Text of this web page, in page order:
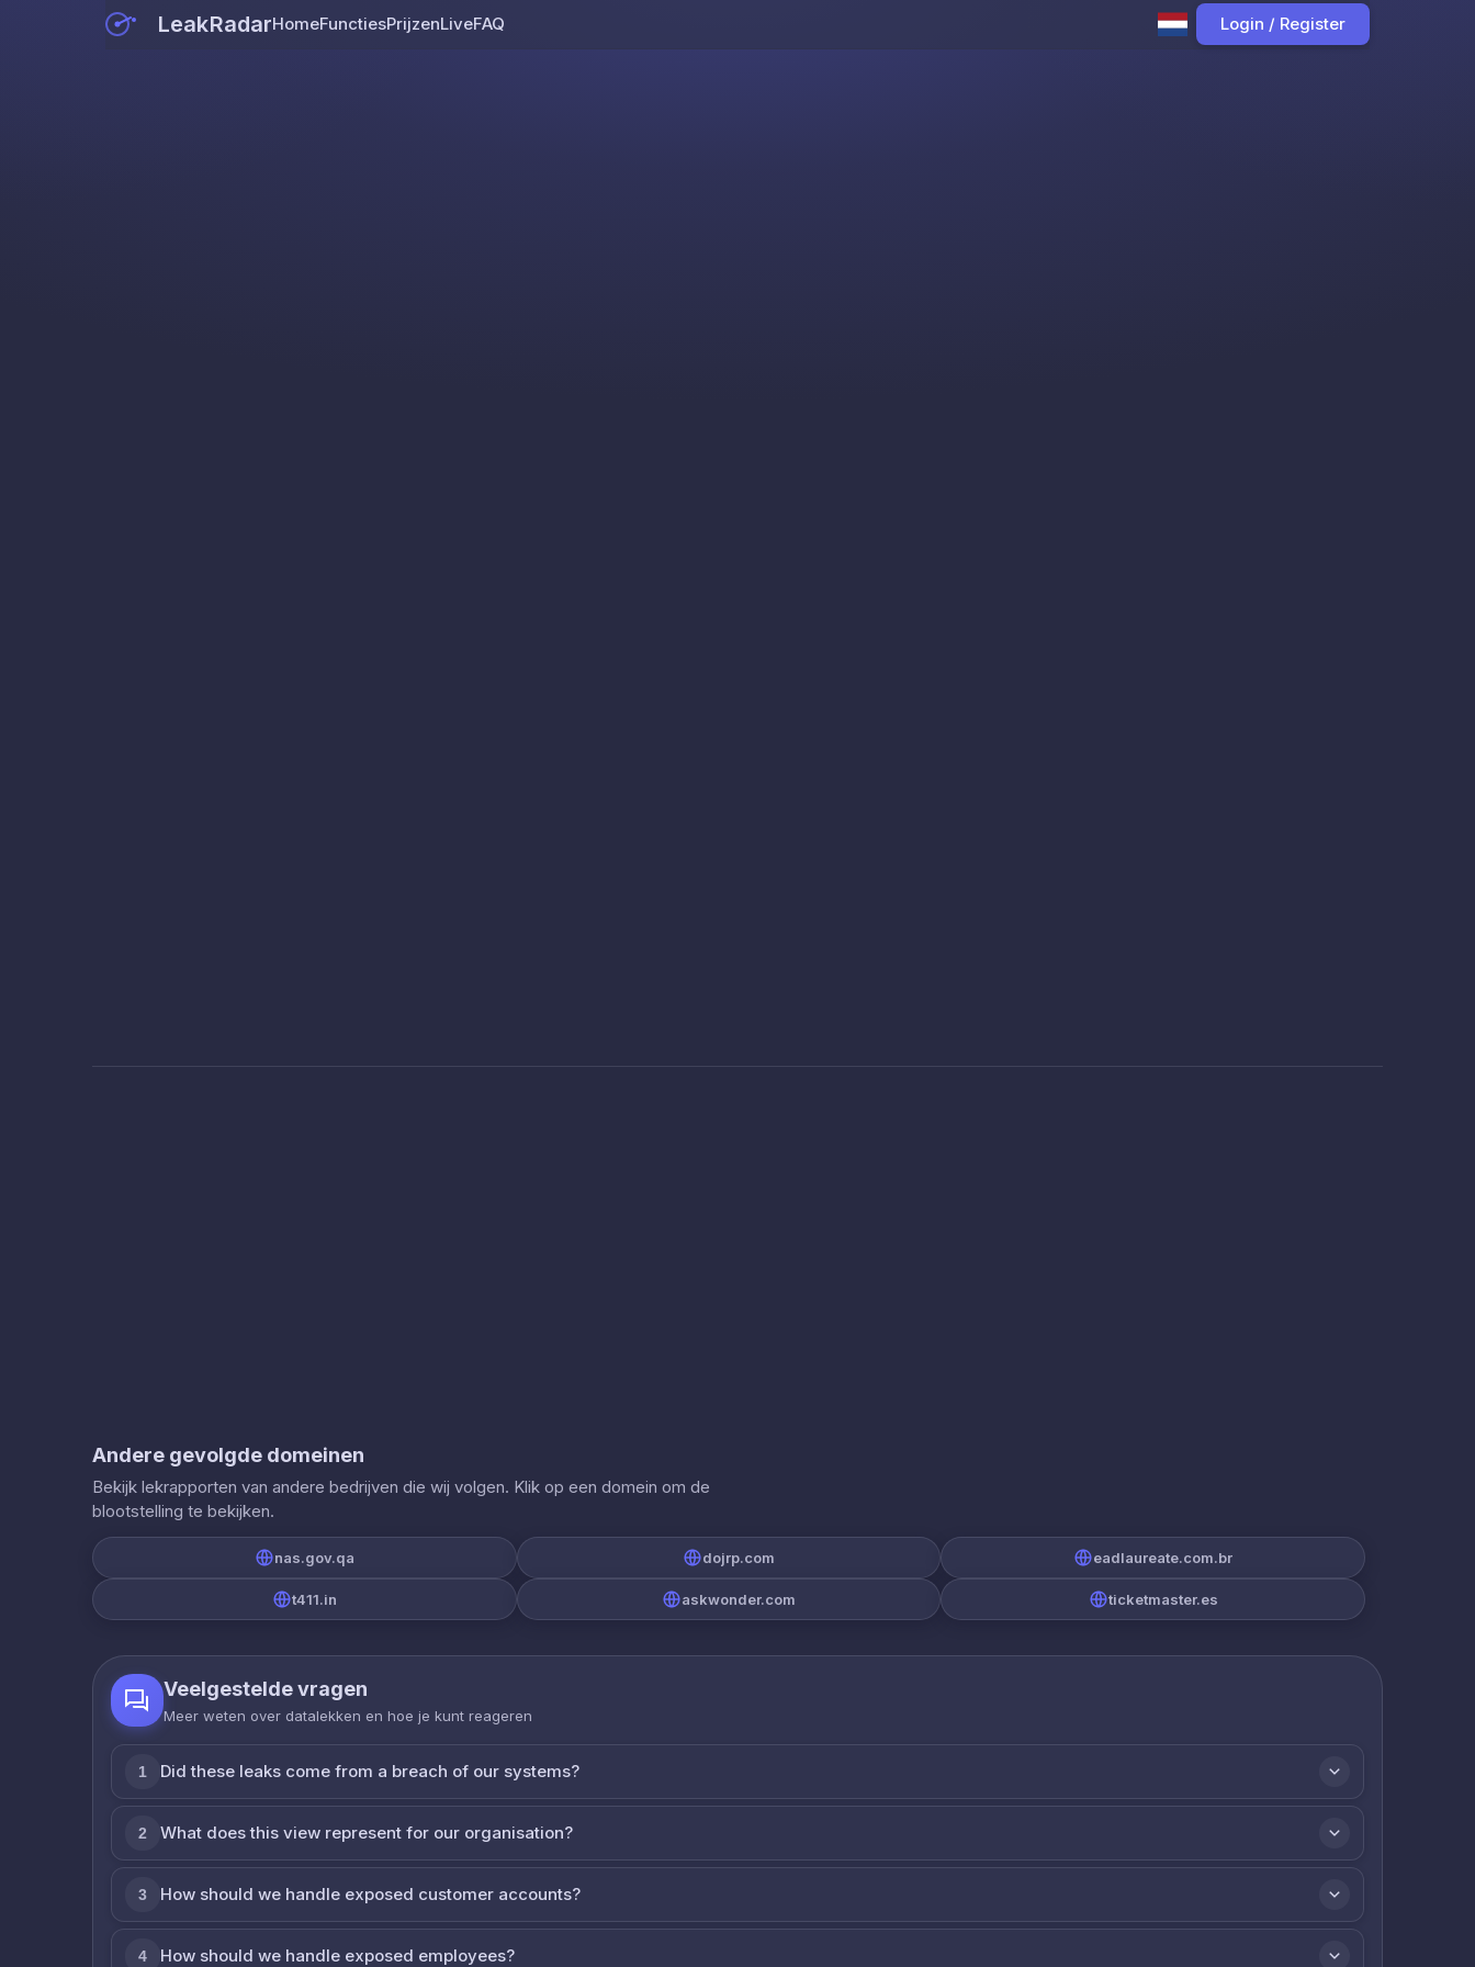
LeakRadarHomeFunctiesPrijzenLiveFAQ Login / Register
Andere gevolgde domeinen
Bekijk lekrapporten van andere bedrijven die wij volgen. Klik op een domein om de
blootstelling te bekijken.
nas.gov.qa dojrp.com eadlaureate.com.br
t411.in askwonder.com ticketmaster.es
Veelgestelde vragen
Meer weten over datalekken en hoe je kunt reageren
1 Did these leaks come from a breach of our systems?
2 What does this view represent for our organisation?
3 How should we handle exposed customer accounts?
4 How should we handle exposed employees?